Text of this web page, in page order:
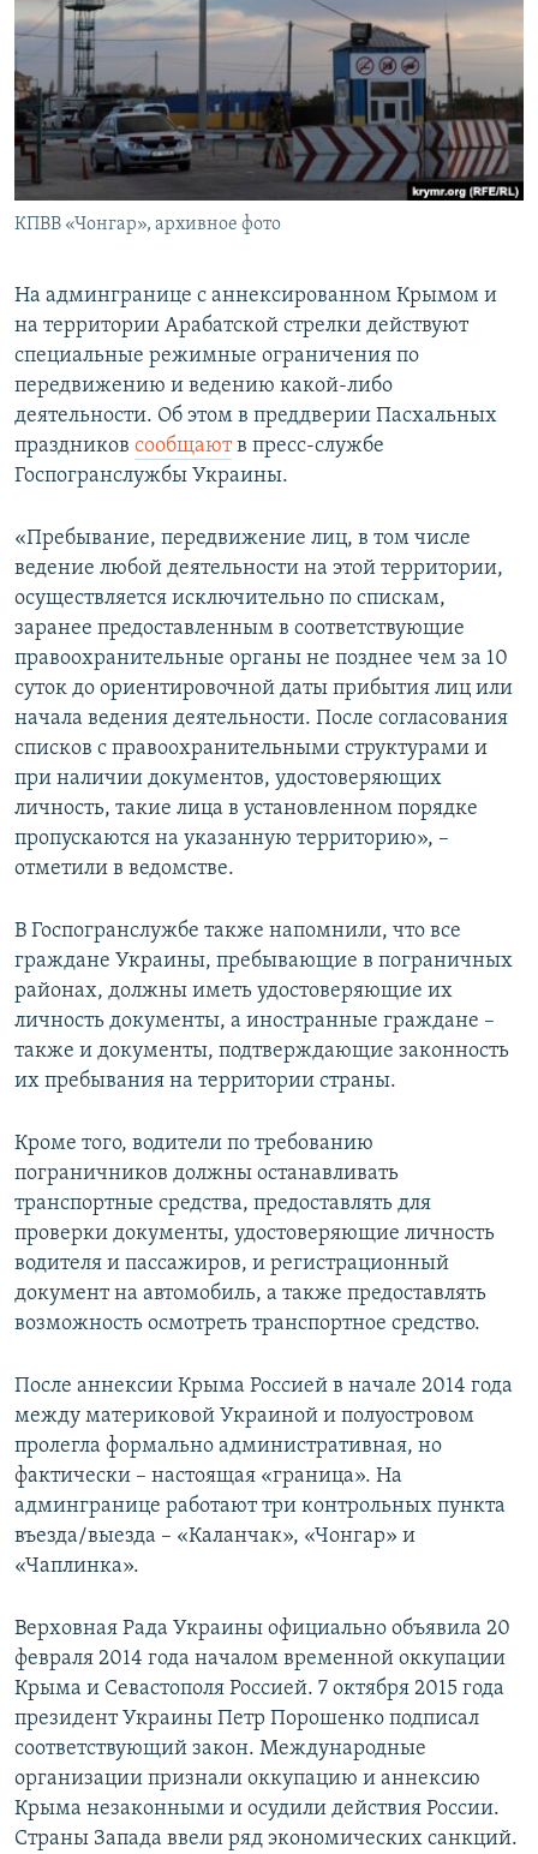
ПОБЕДИТЕЛЕЙ НЕ СУДЯТ?
КРЫМ.НЕПОКОРЕННЫЙ
ELIFBE
УКРАИНСКАЯ ПРОБЛЕМА КРЫМА
ПРИСОЕДИНЯЙТЕСЬ!
Все сайты RFE/RL
КПВВ «Чонгар», архивное фото
На админгранице с аннексированном Крымом и
на территории Арабатской стрелки действуют
специальные режимные ограничения по
передвижению и ведению какой-либо
деятельности. Об этом в преддверии Пасхальных
праздников сообщаютв пресс-службе
Госпогранслужбы Украины.
«Пребывание, передвижение лиц, в том числе
ведение любой деятельности на этой территории,
осуществляется исключительно по спискам,
заранее предоставленным в соответствующие
правоохранительные органы не позднее чем за 10
суток до ориентировочной даты прибытия лиц или
начала ведения деятельности. После согласования
списков с правоохранительными структурами и
при наличии документов, удостоверяющих
личность, такие лица в установленном порядке
пропускаются на указанную территорию», –
отметили в ведомстве.
В Госпогранслужбе также напомнили, что все
граждане Украины, пребывающие в пограничных
районах, должны иметь удостоверяющие их
личность документы, а иностранные граждане –
также и документы, подтверждающие законность
их пребывания на территории страны.
Кроме того, водители по требованию
пограничников должны останавливать
транспортные средства, предоставлять для
проверки документы, удостоверяющие личность
водителя и пассажиров, и регистрационный
документ на автомобиль, а также предоставлять
возможность осмотреть транспортное средство.
После аннексии Крыма Россией в начале 2014 года
между материковой Украиной и полуостровом
пролегла формально административная, но
фактически – настоящая «граница». На
админгранице работают три контрольных пункта
въезда/выезда – «Каланчак», «Чонгар» и
«Чаплинка».
Верховная Рада Украины официально объявила 20
февраля 2014 года началом временной оккупации
Крыма и Севастополя Россией. 7 октября 2015 года
президент Украины Петр Порошенко подписал
соответствующий закон. Международные
организации признали оккупацию и аннексию
Крыма незаконными и осудили действия России.
Страны Запада ввели ряд экономических санкций.